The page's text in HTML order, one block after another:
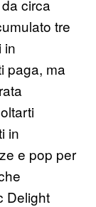
circa
tre
in
paga, ma
in
e pop per
Delight